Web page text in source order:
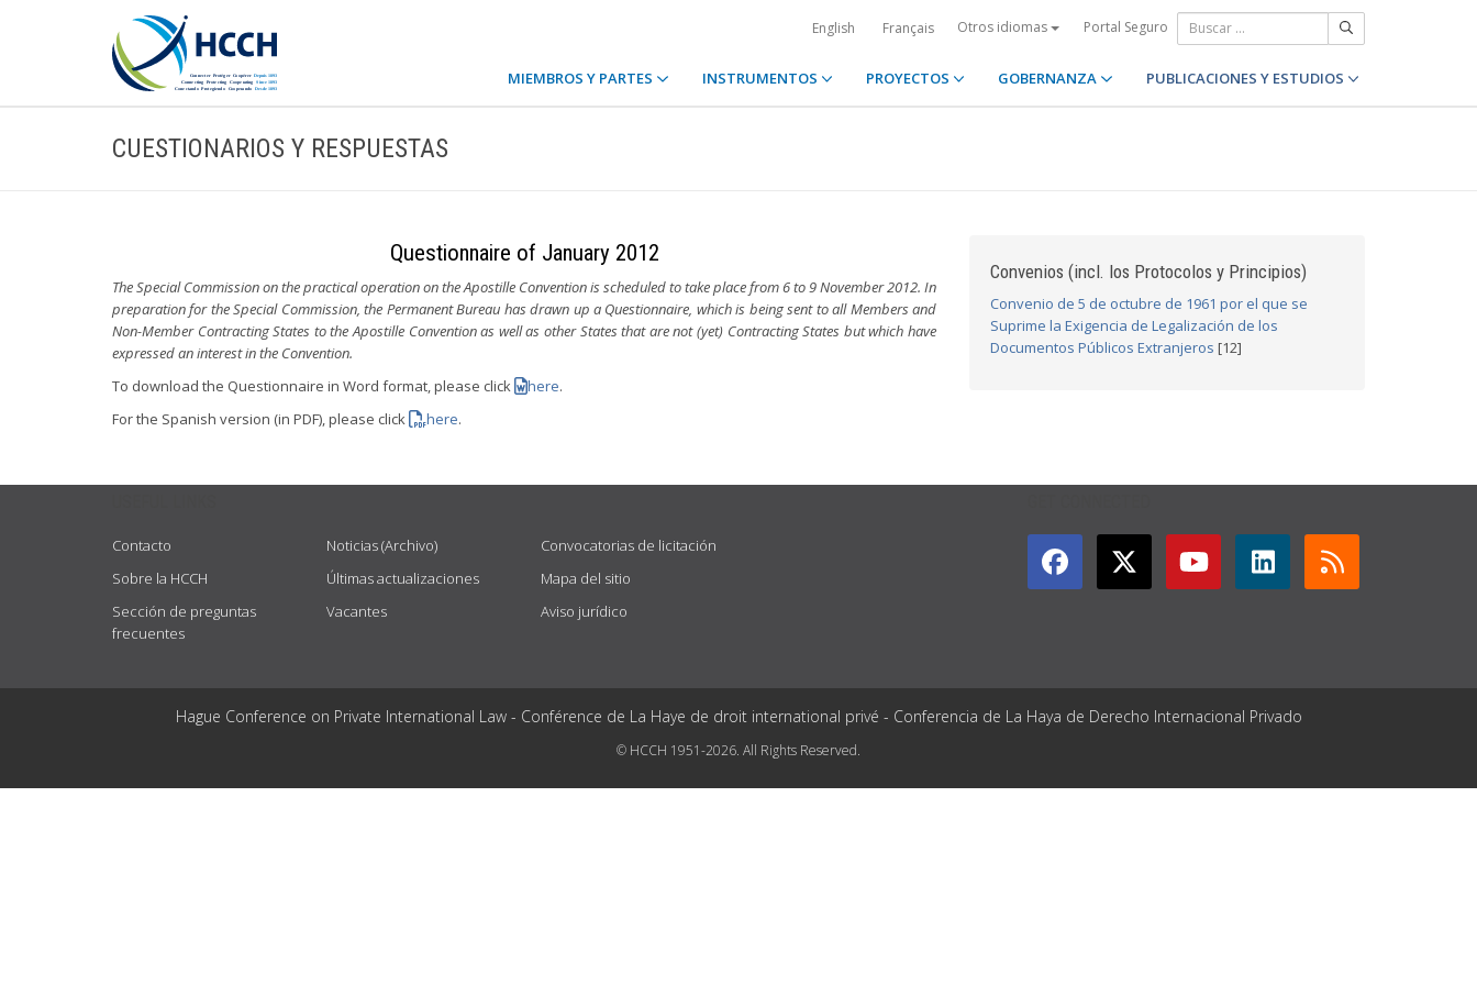
English Français Otros idiomas Portal Seguro
MIEMBROS Y PARTES INSTRUMENTOS PROYECTOS GOBERNANZA PUBLICACIONES Y ESTUDIOS
CUESTIONARIOS Y RESPUESTAS
Questionnaire of January 2012
The Special Commission on the practical operation on the Apostille Convention is scheduled to take place from 6 to 9 November 2012. In
preparation for the Special Commission, the Permanent Bureau has drawn up a Questionnaire, which is being sent to all Members and
Non-Member Contracting States to the Apostille Convention as well as other States that are not (yet) Contracting States but which have
expressed an interest in the Convention.
To download the Questionnaire in Word format, please click
here.
For the Spanish version (in PDF), please click
here.
Convenios (incl. los Protocolos y Principios)
Convenio de 5 de octubre de 1961 por el que se
Suprime la Exigencia de Legalización de los
Documentos Públicos Extranjeros [12]
Contacto
Sobre la HCCH
Sección de preguntas
frecuentes
Noticias (Archivo)
Últimas actualizaciones
Vacantes
Convocatorias de licitación
Mapa del sitio
Aviso jurídico
Hague Conference on Private International Law - Conférence de La Haye de droit international privé - Conferencia de La Haya de Derecho Internacional Privado
© HCCH 1951-2026. All Rights Reserved.